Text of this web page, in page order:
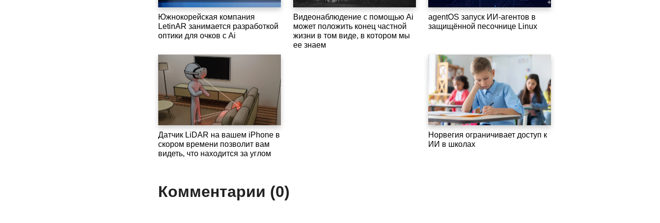
Южнокорейская компания
LetinAR занимается разработкой
оптики для очков с Ai
Видеонаблюдение с помощью Ai
может положить конец частной
жизни в том виде, в котором мы
ее знаем
agentOS запуск ИИ-агентов в
защищённой песочнице Linux
Датчик LiDAR на вашем iPhone в
скором времени позволит вам
видеть, что находится за углом
Норвегия ограничивает доступ к
ИИ в школах
Комментарии (0)